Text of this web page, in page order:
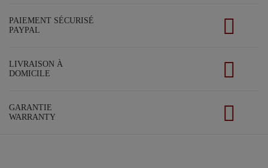
PAIEMENT SÉCURISÉ
PAYPAL
LIVRAISON À
DOMICILE
GARANTIE
WARRANTY